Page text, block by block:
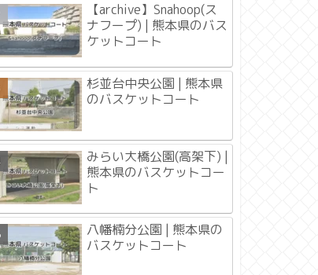
【archive】Snahoop(ス
ナフープ) | 熊本県のバス
ケットコート
杉並台中央公園 | 熊本県
のバスケットコート
みらい大橋公園(高架下) |
熊本県のバスケットコー
ト
八幡楠分公園 | 熊本県の
バスケットコート